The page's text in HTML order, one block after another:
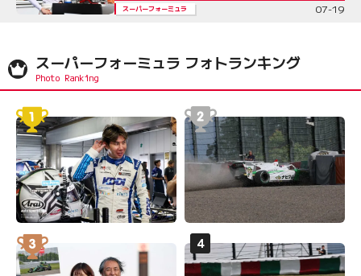
スーパーフォーミュラ 07-19
スーパーフォーミュラ フォトランキング